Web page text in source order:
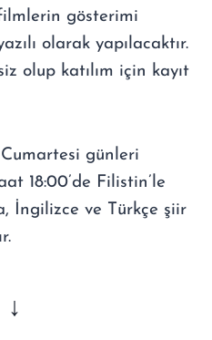
gösterimi
olarak yapılacaktır.
olup katılım için kayıt
günleri
18:00’de Filistin’le
İngilizce ve Türkçe şiir